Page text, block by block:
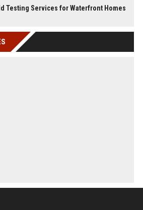
Testing Services for Waterfront Homes